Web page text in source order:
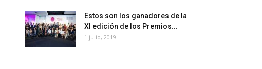
Estos son los ganadores de la
XI edición de los Premios...
1 julio, 2019